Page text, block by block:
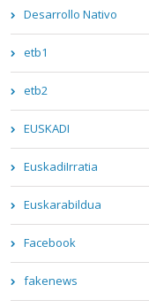
Desarrollo Nativo
etb1
etb2
EUSKADI
EuskadiIrratia
Euskarabildua
Facebook
fakenews